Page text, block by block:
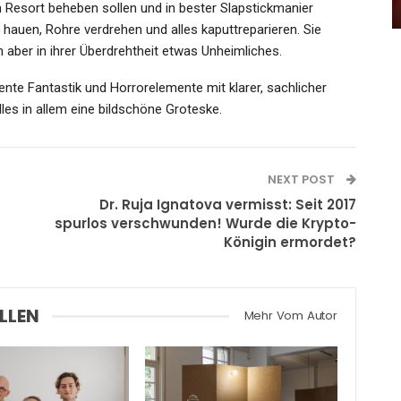
beheben sollen und in bester Slapstickmanier
Rohre verdrehen und alles kaputtreparieren. Sie
in ihrer Überdrehtheit etwas Unheimliches.
Fantastik und Horrorelemente mit klarer, sachlicher
in allem eine bildschöne Groteske.
NEXT POST
Dr. Ruja Ignatova vermisst: Seit 2017
spurlos verschwunden! Wurde die Krypto-
Königin ermordet?
Mehr Vom Autor